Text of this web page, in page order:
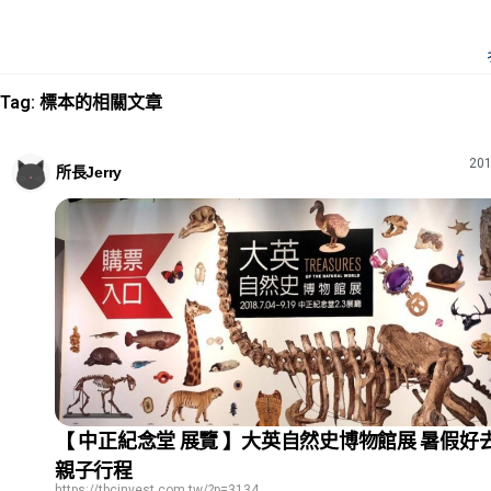
Tag: 標本的相關文章
所長Jerry
【 中正紀念堂 展覽 】大英自然史博物館展 暑假好
親子行程